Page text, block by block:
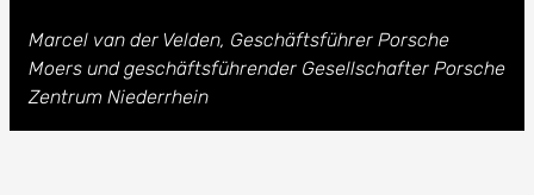
Marcel van der Velden, Geschäftsführer Porsche
Moers und geschäftsführender Gesellschafter Porsche
Zentrum Niederrhein